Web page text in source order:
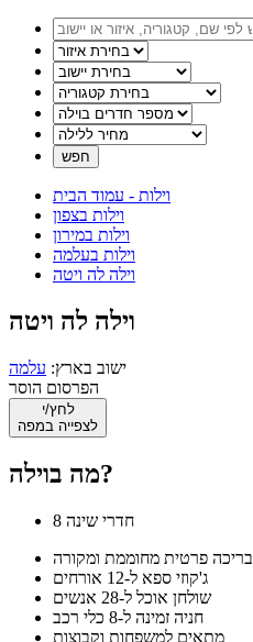
וילות - עמוד הבית
וילות בצפון
וילות במירון
וילות בעלמה
וילה לה ויטה
וילה לה ויטה
ישוב בארץ: עלמה
הפרסום הוסר
לחץ/י
לצפייה במפה
מה בוילה?
בריכה פרטית מחוממת ומקורה
ג'קוזי ספא ל-12 אורחים
שולחן אוכל ל-28 אנשים
חניה זמינה ל-8 כלי רכב
מתאים למשפחות וקבוצות